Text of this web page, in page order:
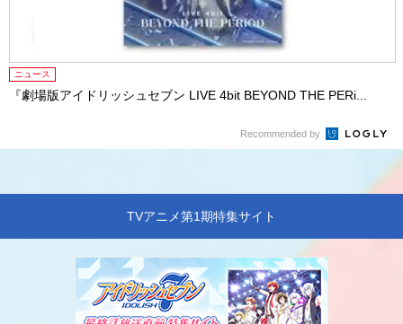
ニュース
『劇場版アイドリッシュセブン LIVE 4bit BEYOND THE PERi...
Recommended by
TVアニメ第1期特集サイト